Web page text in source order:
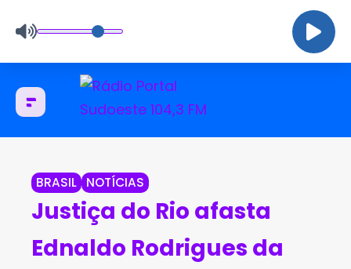
BRASIL NOTÍCIAS
Justiça do Rio afasta
Ednaldo Rodrigues da